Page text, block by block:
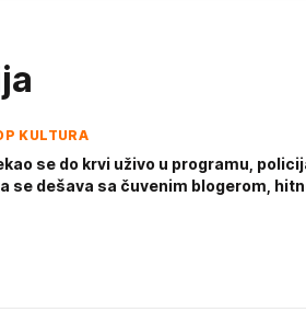
KULTURA
se do krvi uživo u programu,
se dešava sa čuvenim blogerom,